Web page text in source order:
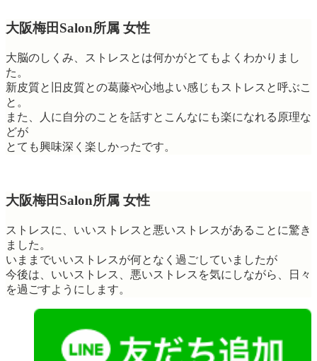
大阪梅田Salon所属 女性
大脳のしくみ、ストレスとは何かがとてもよくわかりまし
た。
新皮質と旧皮質との葛藤や心地よい感じもストレスと呼ぶこ
と。
また、人に自分のことを話すとこんなにも楽になれる原理な
どが
とても興味深く楽しかったです。
大阪梅田Salon所属 女性
ストレスに、いいストレスと悪いストレスがあることに驚き
ました。
いままでいいストレスが何となく過ごしていましたが
今後は、いいストレス、悪いストレスを気にしながら、日々
を過ごすようにします。